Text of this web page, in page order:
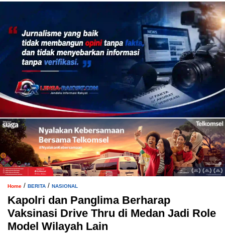
Home / BERITA / NASIONAL
Kapolri dan Panglima Berharap
Vaksinasi Drive Thru di Medan Jadi Role
Model Wilayah Lain